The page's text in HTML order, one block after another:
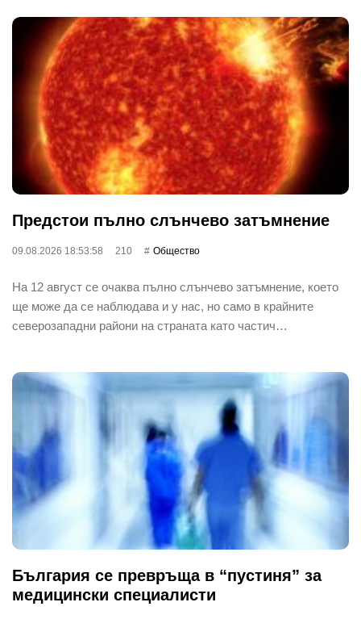
Предстои пълно слънчево затъмнение
09.08.2026 18:53:58 210 Общество
На 12 август се очаква пълно слънчево затъмнение, което
ще може да се наблюдава и у нас, но само в крайните
северозападни райони на страната като частич…
България се превръща в “пустиня” за
медицински специалисти